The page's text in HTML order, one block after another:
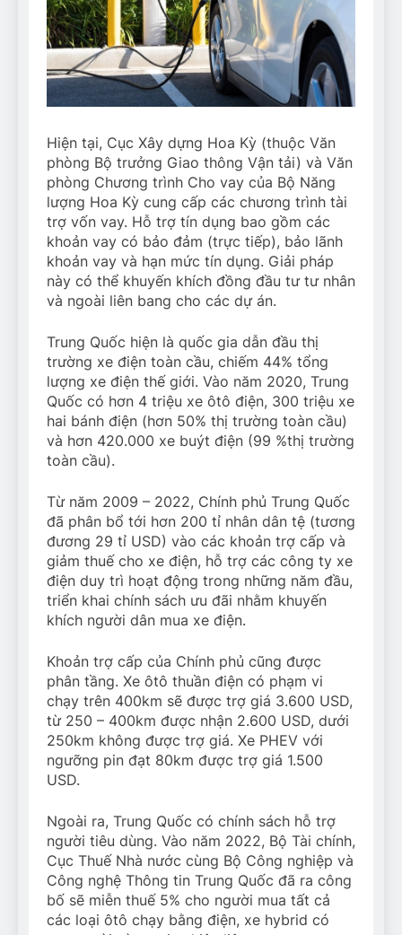
Hiện tại, Cục Xây dựng Hoa Kỳ (thuộc Văn
phòng Bộ trưởng Giao thông Vận tải) và Văn
phòng Chương trình Cho vay của Bộ Năng
lượng Hoa Kỳ cung cấp các chương trình tài
trợ vốn vay. Hỗ trợ tín dụng bao gồm các
khoản vay có bảo đảm (trực tiếp), bảo lãnh
khoản vay và hạn mức tín dụng. Giải pháp
này có thể khuyến khích đồng đầu tư tư nhân
và ngoài liên bang cho các dự án.
Trung Quốc hiện là quốc gia dẫn đầu thị
trường xe điện toàn cầu, chiếm 44% tổng
lượng xe điện thế giới. Vào năm 2020, Trung
Quốc có hơn 4 triệu xe ôtô điện, 300 triệu xe
hai bánh điện (hơn 50% thị trường toàn cầu)
và hơn 420.000 xe buýt điện (99 %thị trường
toàn cầu).
Từ năm 2009 – 2022, Chính phủ Trung Quốc
đã phân bổ tới hơn 200 tỉ nhân dân tệ (tương
đương 29 tỉ USD) vào các khoản trợ cấp và
giảm thuế cho xe điện, hỗ trợ các công ty xe
điện duy trì hoạt động trong những năm đầu,
triển khai chính sách ưu đãi nhằm khuyến
khích người dân mua xe điện.
Khoản trợ cấp của Chính phủ cũng được
phân tầng. Xe ôtô thuần điện có phạm vi
chạy trên 400km sẽ được trợ giá 3.600 USD,
từ 250 – 400km được nhận 2.600 USD, dưới
250km không được trợ giá. Xe PHEV với
ngưỡng pin đạt 80km được trợ giá 1.500
USD.
Ngoài ra, Trung Quốc có chính sách hỗ trợ
người tiêu dùng. Vào năm 2022, Bộ Tài chính,
Cục Thuế Nhà nước cùng Bộ Công nghiệp và
Công nghệ Thông tin Trung Quốc đã ra công
bố sẽ miễn thuế 5% cho người mua tất cả
các loại ôtô chạy bằng điện, xe hybrid có